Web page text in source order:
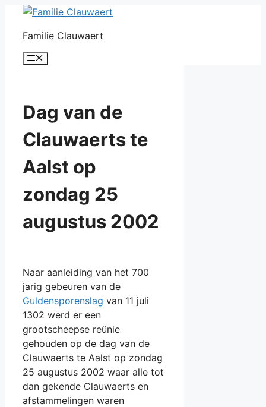
inhoud
Familie Clauwaert
Menu
Dag van de
Clauwaerts te
Aalst op
zondag 25
augustus 2002
Naar aanleiding van het 700
jarig gebeuren van de
Guldensporenslag van 11 juli
1302 werd er een
grootscheepse reünie
gehouden op de dag van de
Clauwaerts te Aalst op zondag
25 augustus 2002 waar alle tot
dan gekende Clauwaerts en
afstammelingen waren